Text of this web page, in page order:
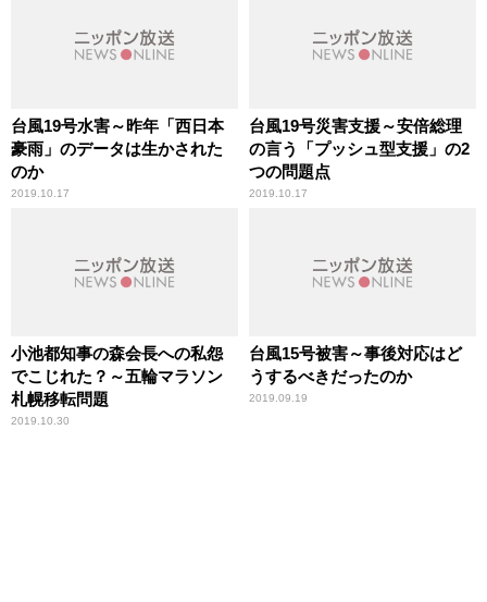
台風19号水害～昨年「西日本
豪雨」のデータは生かされた
のか
2019.10.17
台風19号災害支援～安倍総理
の言う「プッシュ型支援」の2
つの問題点
2019.10.17
小池都知事の森会長への私怨
でこじれた？～五輪マラソン
札幌移転問題
2019.10.30
台風15号被害～事後対応はど
うするべきだったのか
2019.09.19